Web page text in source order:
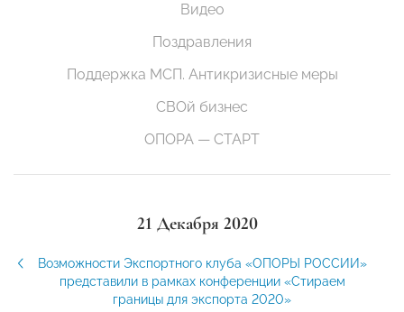
Видео
Поздравления
Поддержка МСП. Антикризисные меры
СВОй бизнес
ОПОРА — СТАРТ
21 Декабря 2020
Возможности Экспортного клуба «ОПОРЫ РОССИИ»
представили в рамках конференции «Стираем
границы для экспорта 2020»